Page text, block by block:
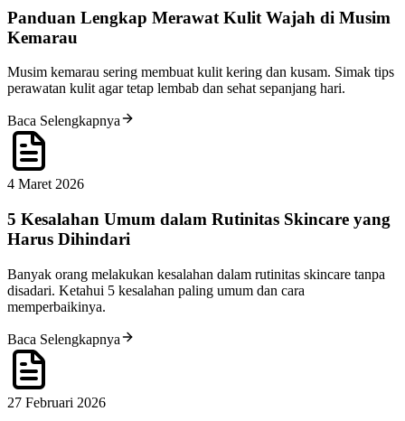
Panduan Lengkap Merawat Kulit Wajah di Musim
Kemarau
Musim kemarau sering membuat kulit kering dan kusam. Simak tips
perawatan kulit agar tetap lembab dan sehat sepanjang hari.
Baca Selengkapnya
4 Maret 2026
5 Kesalahan Umum dalam Rutinitas Skincare yang
Harus Dihindari
Banyak orang melakukan kesalahan dalam rutinitas skincare tanpa
disadari. Ketahui 5 kesalahan paling umum dan cara
memperbaikinya.
Baca Selengkapnya
27 Februari 2026